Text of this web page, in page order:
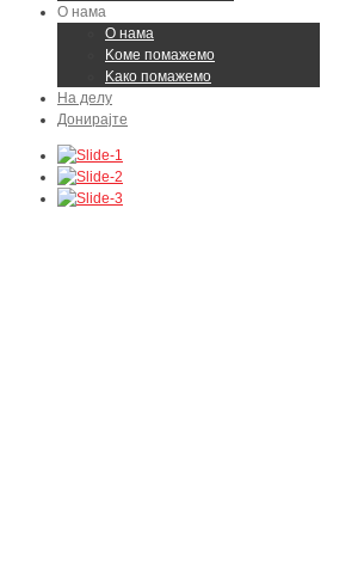
О нама
О нама
Kоме помажемо
Kако помажемо
На делу
Донирајте